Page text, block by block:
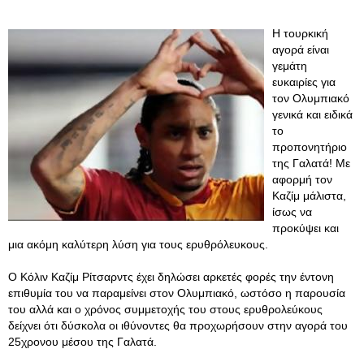
Η τουρκική
αγορά είναι
γεμάτη
ευκαιρίες για
τον Ολυμπιακό
γενικά και ειδικά
το
προπονητήριο
της Γαλατά! Με
αφορμή τον
Καζίμ μάλιστα,
ίσως να
προκύψει και
μια ακόμη καλύτερη λύση για τους ερυθρόλευκους.
Ο Κόλιν Καζίμ Ρίτσαρντς έχει δηλώσει αρκετές φορές την έντονη
επιθυμία του να παραμείνει στον Ολυμπιακό, ωστόσο η παρουσία
του αλλά και ο χρόνος συμμετοχής του στους ερυθρολεύκους
δείχνει ότι δύσκολα οι ιθύνοντες θα προχωρήσουν στην αγορά του
25χρονου μέσου της Γαλατά.